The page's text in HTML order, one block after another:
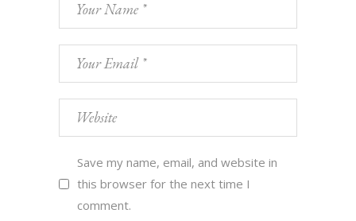
Save my name, email, and website in
this browser for the next time I
comment.